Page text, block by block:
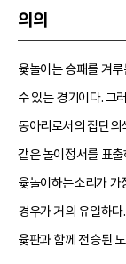
의의
윷놀이는 승패를 겨
수 있는 경기이다. 그
동아리로서의 집단의
같은 놀이정서를 표
윷놀이하는소리가 가
경우가 거의 유일하
윷판과 함께 전승된